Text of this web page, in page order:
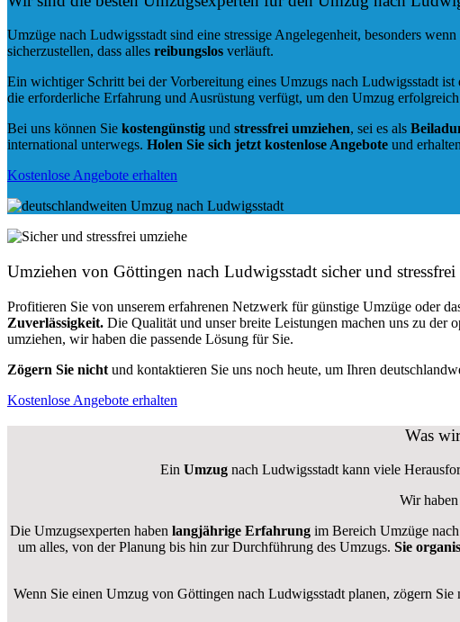
Umzüge nach Ludwigsstadt sind eine stressige Angelegenheit, besonders
sicherzustellen, dass alles reibungslos verläuft.
Ein wichtiger Schritt bei der Vorbereitung eines Umzugs nach Ludwigsstadt ist
die erforderliche Erfahrung und Ausrüstung verfügt, um den Umzug
Bei uns können Sie kostengünstig und stressfrei umziehen, sei es als
international unterwegs. Holen Sie sich jetzt kostenlose Angebote und
Kostenlose Angebote erhalten
Umziehen von Göttingen nach Ludwigsstadt sicher und stressfrei
Profitieren Sie von unserem erfahrenen Netzwerk für günstige Umzüge oder
Zuverlässigkeit. Die Qualität und unser breite Leistungen machen uns zu
umziehen, wir haben die passende Lösung für Sie.
Zögern Sie nicht und kontaktieren Sie uns noch heute, um Ihren
Kostenlose Angebote erhalten
Was
Ein Umzugnach Ludwigsstadt kann viele
Wir
Die Umzugsexperten haben langjährige Erfahrungim Bereich Umzüge
um alles, von der Planung bis hin zur Durchführung des Umzugs. Sie
Wenn Sie einen Umzug von Göttingen nach Ludwigsstadt planen, zögern